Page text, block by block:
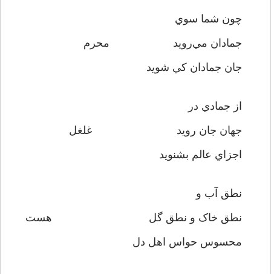
چون شما سوي
جمادان مي‌رويد محرم
جان جمادان کي شويد
از جمادي در
جهان جان رويد غلغل
اجزاي عالم بشنويد
نطق آب و
نطق خاک و نطق گل هست
محسوس حواس اهل دل